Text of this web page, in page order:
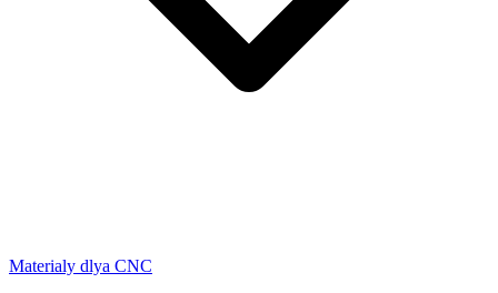
Materialy dlya CNC